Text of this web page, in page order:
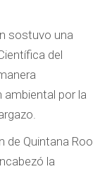
sostuvo una
del
por la
de Quintana Roo
la